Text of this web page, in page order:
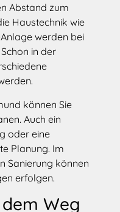
Abstand zum
Haustechnik wie
werden bei
in der
können Sie
Auch ein
oder eine
Planung. Im
Sanierung können
erfolgen.
Weg